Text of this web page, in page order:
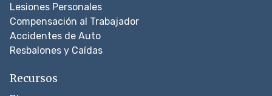
Lesiones Personales
Compensación al Trabajador
Accidentes de Auto
Resbalones y Caídas
Recursos